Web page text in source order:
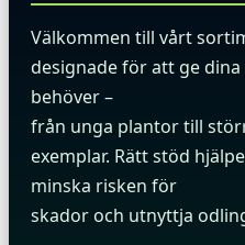
Välkommen till vårt
designade för att ge
behöver –
från unga plantor till
exemplar. Rätt stöd
minska risken för
skador och utnyttja